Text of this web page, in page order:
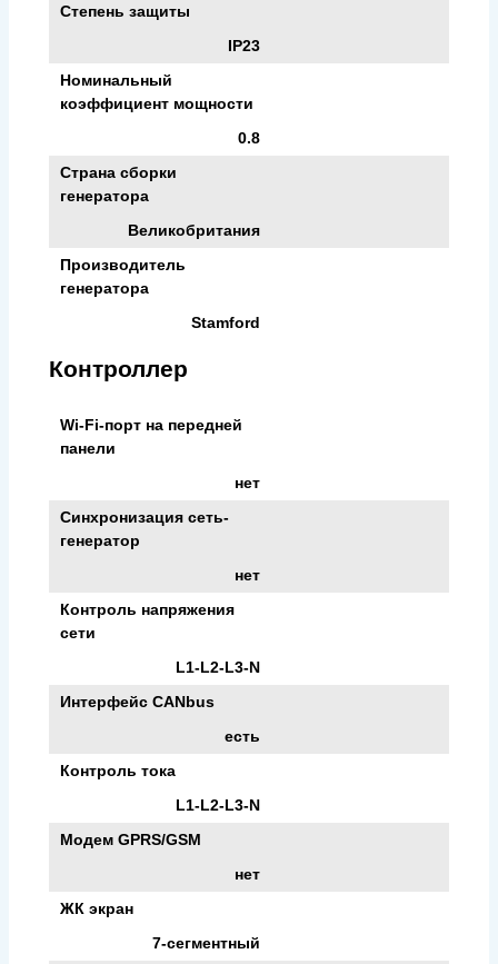
Степень защиты
IP23
Номинальный
коэффициент мощности
0.8
Страна сборки
генератора
Великобритания
Производитель
генератора
Stamford
Контроллер
Wi-Fi-порт на передней
панели
нет
Синхронизация сеть-
генератор
нет
Контроль напряжения
сети
L1-L2-L3-N
Интерфейс CANbus
есть
Контроль тока
L1-L2-L3-N
Модем GPRS/GSM
нет
ЖК экран
7-сегментный